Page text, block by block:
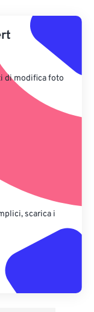
di modifica foto
scarica i